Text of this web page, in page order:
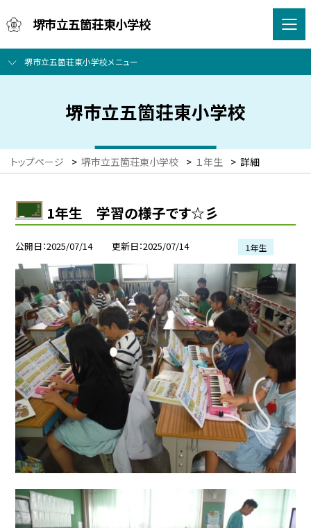
堺市立五箇荘東小学校
堺市立五箇荘東小学校メニュー
堺市立五箇荘東小学校
トップページ > 堺市立五箇荘東小学校 > １年生 > 詳細
1年生 学習の様子です☆彡
公開日 2025/07/14 更新日 2025/07/14 １年生